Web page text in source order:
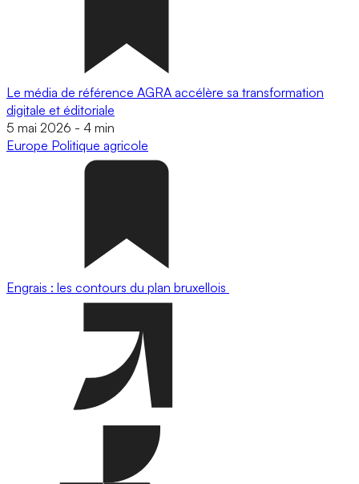
Le média de référence AGRA accélère sa transformation
digitale et éditoriale
5 mai 2026 - 4 min
Europe Politique agricole
Engrais : les contours du plan bruxellois